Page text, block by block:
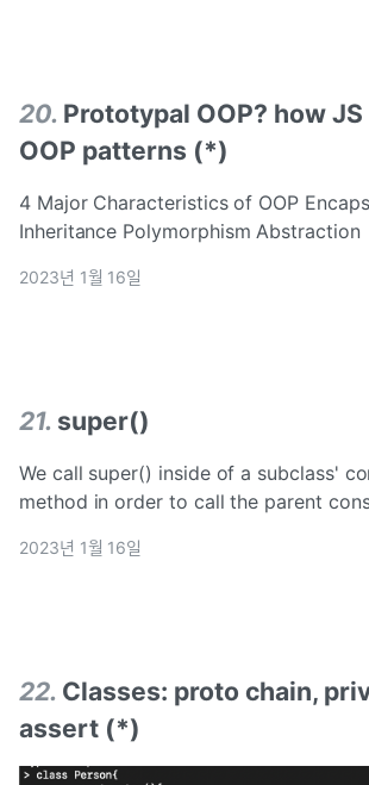
20. Prototypal OOP? how
OOP patterns (*)
4 Major Characteristics of OOP Encapsulation
Inheritance Polymorphism Abstraction
2023년 1월 16일
21. super()
We call super() inside of a subclass'
method in order to call the parent
2023년 1월 16일
22. Classes: proto chain,
assert (*)